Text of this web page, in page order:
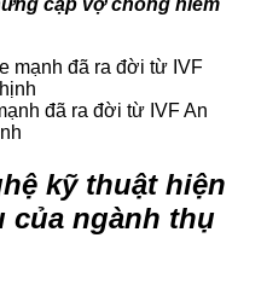
cặp vợ chồng hiếm
đã ra đời từ IVF An
kỹ thuật hiện
của ngành thụ